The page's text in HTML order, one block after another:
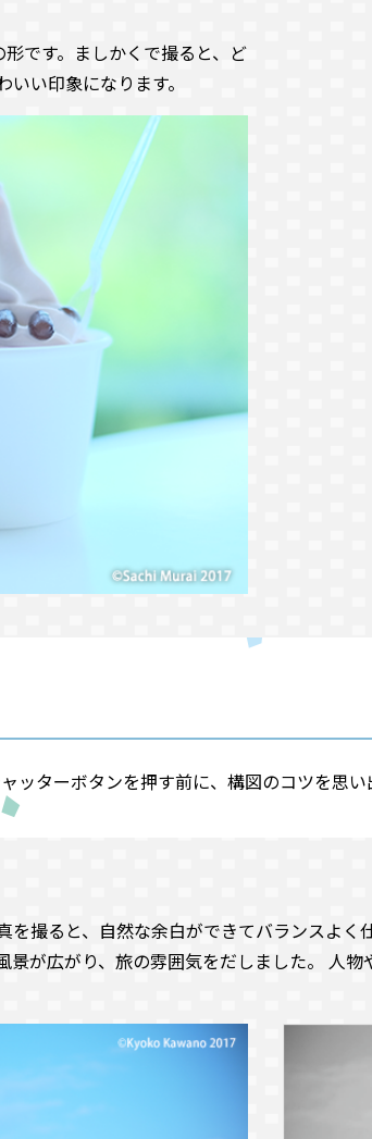
です。ましかくで撮ると、ど
い印象になります。
ッターボタンを押す前に、構図のコツを思い
を撮ると、自然な余白ができてバランスよく
景が広がり、旅の雰囲気をだしました。 人